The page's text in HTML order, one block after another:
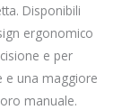
Disponibili
ergonomico
e per
e una maggiore
manuale.